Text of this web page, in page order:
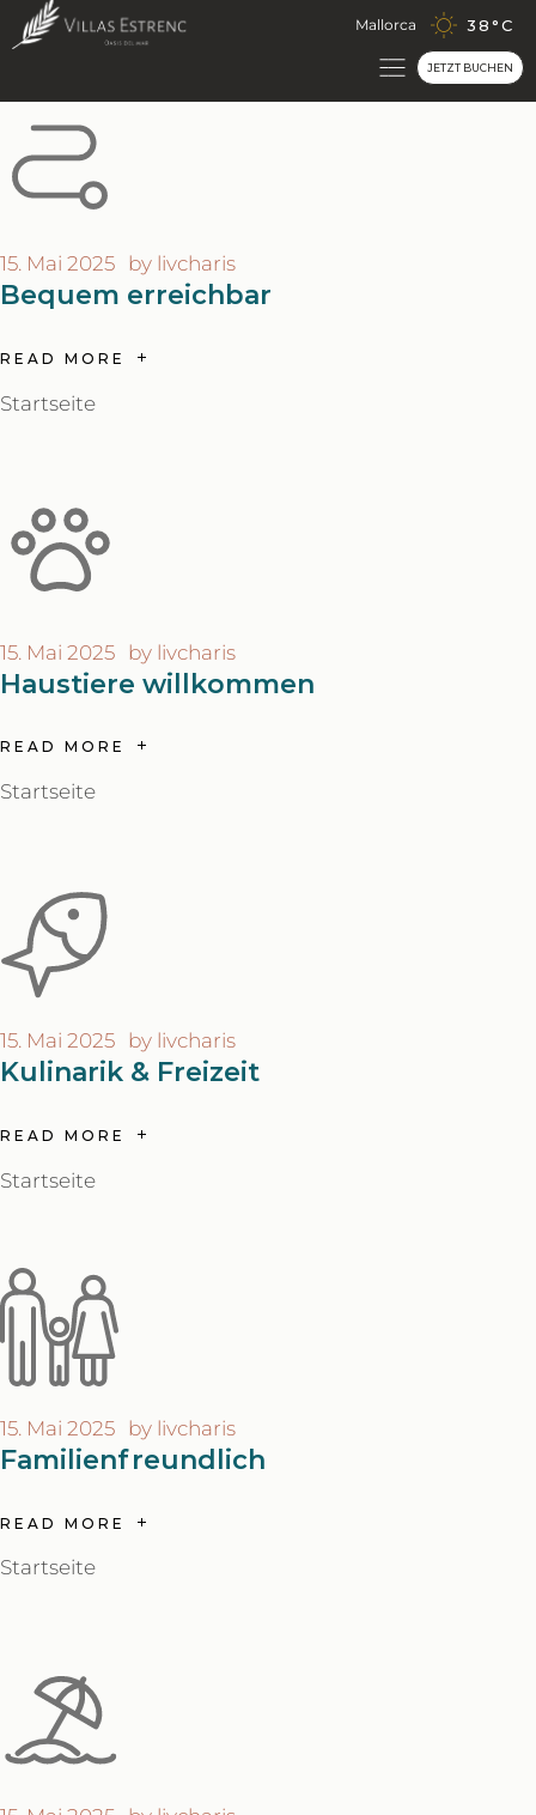
Mallorca
Palma de Mallorca 38°C
JETZT BUCHEN
15. Mai 2025 by livcharis
Bequem erreichbar
READ MORE
Startseite
15. Mai 2025 by livcharis
Haustiere willkommen
READ MORE
Startseite
15. Mai 2025 by livcharis
Kulinarik & Freizeit
READ MORE
Startseite
15. Mai 2025 by livcharis
Familienfreundlich
READ MORE
Startseite